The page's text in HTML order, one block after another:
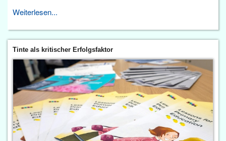
Weiterlesen...
Tinte als kritischer Erfolgsfaktor